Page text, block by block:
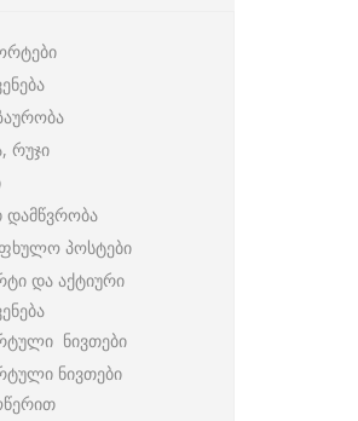
რუჯი
დამწვრობა
პოსტები
და აქტიური
ნივთები
ნივთები